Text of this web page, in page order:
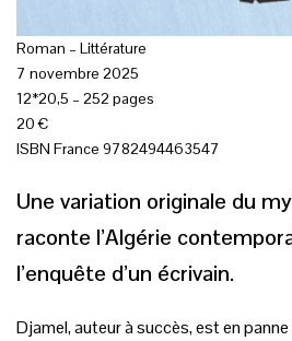
Roman – Littérature
7 novembre 2025
12*20,5 – 252 pages
20 €
ISBN France 9782494463547
Une variation originale du
raconte l’Algérie
l’enquête d’un écrivain.
Djamel, auteur à succès, est en panne